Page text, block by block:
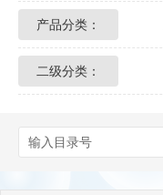
产品分类：
二级分类：